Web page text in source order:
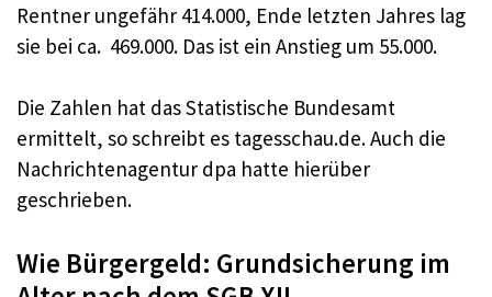
Rentner ungefähr 414.000, Ende letzten Jahres lag
sie bei ca. 469.000. Das ist ein Anstieg um 55.000.
Die Zahlen hat das Statistische Bundesamt
ermittelt, so schreibt es tagesschau.de. Auch die
Nachrichtenagentur dpa hatte hierüber
geschrieben.
Wie Bürgergeld: Grundsicherung im